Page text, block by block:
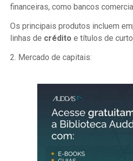
financeiras, como bancos
Os principais produtos incluem
linhas de crédito e títulos de
2. Mercado de capitais: